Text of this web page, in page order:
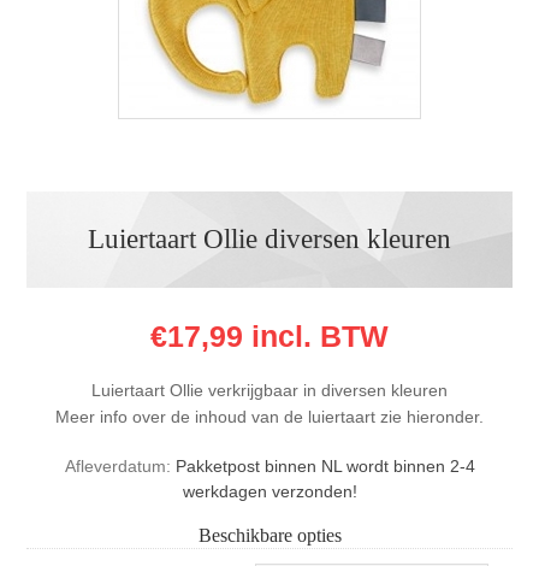
Luiertaart Ollie diversen kleuren
€17,99 incl. BTW
Luiertaart Ollie verkrijgbaar in diversen kleuren
Meer info over de inhoud van de luiertaart zie hieronder.
Afleverdatum: Pakketpost binnen NL wordt binnen 2-4
werkdagen verzonden!
Beschikbare opties